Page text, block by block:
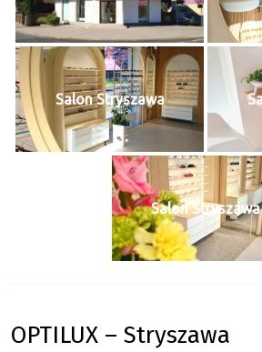
Salon Stryszawa
Salon Stryszawa
OPTILUX – Stryszawa